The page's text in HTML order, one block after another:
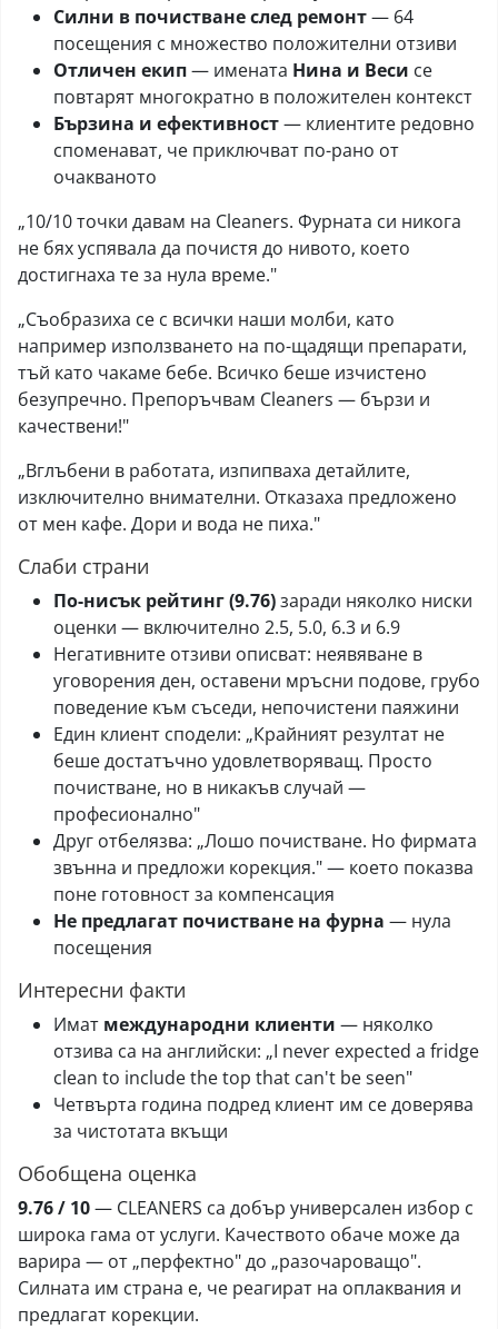
Силни в почистване след ремонт— 64
посещения с множество положителни отзиви
Отличен екип— имената Нина и Веси се
повтарят многократно в положителен контекст
Бързина и ефективност— клиентите редовно
споменават, че приключват по-рано от
очакваното
„10/10 точки давам на Cleaners. Фурната си никога
не бях успявала да почистя до нивото, което
достигнаха те за нула време."
„Съобразиха се с всички наши молби, като
например използването на по-щадящи препарати,
тъй като чакаме бебе. Всичко беше изчистено
безупречно. Препоръчвам Cleaners — бързи и
качествени!"
„Вглъбени в работата, изпипваха детайлите,
изключително внимателни. Отказаха предложено
от мен кафе. Дори и вода не пиха."
Слаби страни
По-нисък рейтинг (9.76)заради няколко ниски
оценки — включително 2.5, 5.0, 6.3 и 6.9
Негативните отзиви описват: неявяване в
уговорения ден, оставени мръсни подове, грубо
поведение към съседи, непочистени паяжини
Един клиент сподели: „Крайният резултат не
беше достатъчно удовлетворяващ. Просто
почистване, но в никакъв случай —
професионално"
Друг отбелязва: „Лошо почистване. Но фирмата
звънна и предложи корекция." — което показва
поне готовност за компенсация
Не предлагат почистване на фурна — нула
посещения
Интересни факти
Имат международни клиенти — няколко
отзива са на английски: „I never expected a fridge
clean to include the top that can't be seen"
Четвърта година подред клиент им се доверява
за чистотата вкъщи
Обобщена оценка
9.76 / 10— CLEANERS са добър универсален избор с
широка гама от услуги. Качеството обаче може да
варира — от „перфектно" до „разочароващо".
Силната им страна е, че реагират на оплаквания и
предлагат корекции.